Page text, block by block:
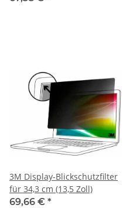
3M Display-Blickschutzfilter
für 34,3 cm (13,5 Zoll)
69,66 € *